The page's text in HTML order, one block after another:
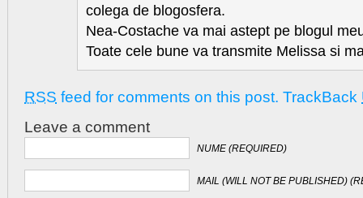
colega de blogosfera.
Nea-Costache va mai astept pe blogul
Toate cele bune va transmite Melissa si
RSS feed for comments on this post. TrackBack
Leave a comment
NUME (REQUIRED)
MAIL (WILL NOT BE PUBLISHED)